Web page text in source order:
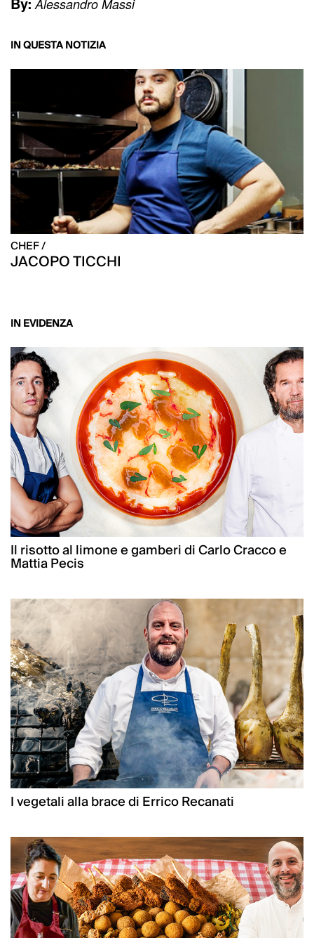
Alessandro Massi
IN QUESTA NOTIZIA
CHEF /
JACOPO TICCHI
IN EVIDENZA
Il risotto al limone e gamberi di Carlo Cracco e
Mattia Pecis
I vegetali alla brace di Errico Recanati